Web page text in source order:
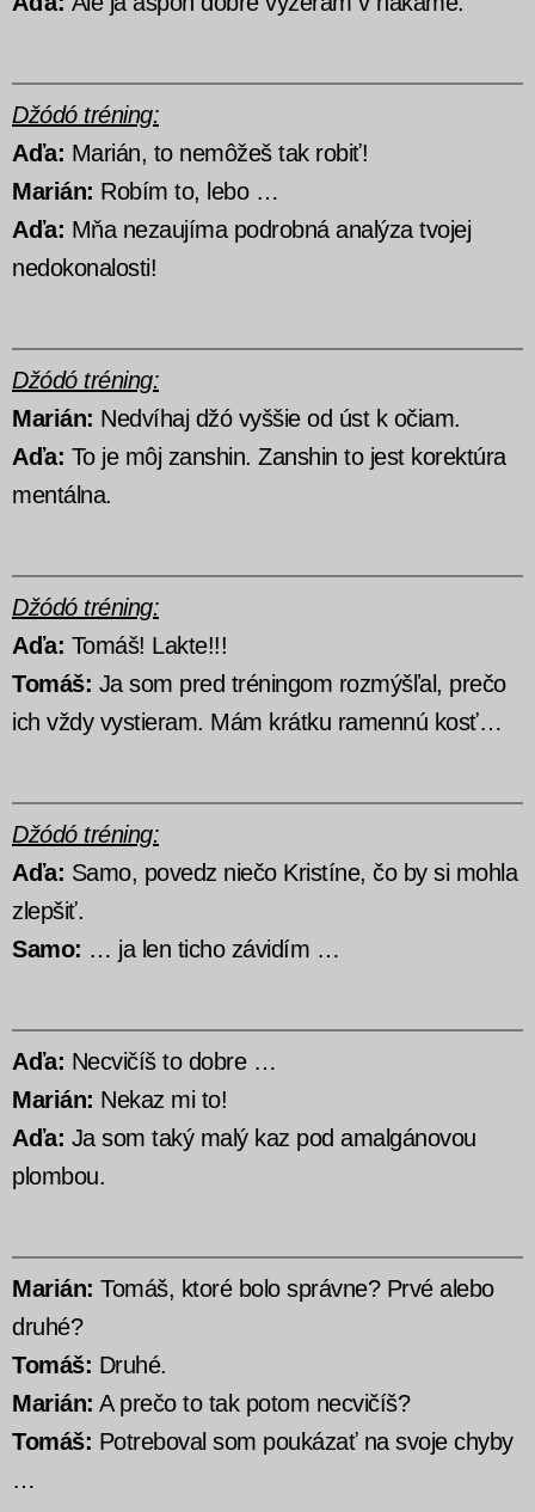
Džódó tréning:
Aďa: Marián, to nemôžeš tak robiť!
Marián: Robím to, lebo …
Aďa: Mňa nezaujíma podrobná analýza tvojej
nedokonalosti!
Džódó tréning:
Marián: Nedvíhaj džó vyššie od úst k očiam.
Aďa: To je môj zanshin. Zanshin to jest korektúra
mentálna.
Džódó tréning:
Aďa: Tomáš! Lakte!!!
Tomáš: Ja som pred tréningom rozmýšľal, prečo
ich vždy vystieram. Mám krátku ramennú kosť…
Džódó tréning:
Aďa: Samo, povedz niečo Kristíne, čo by si mohla
zlepšiť.
Samo: … ja len ticho závidím …
Aďa: Necvičíš to dobre …
Marián: Nekaz mi to!
Aďa: Ja som taký malý kaz pod amalgánovou
plombou.
Marián: Tomáš, ktoré bolo správne? Prvé alebo
druhé?
Tomáš: Druhé.
Marián: A prečo to tak potom necvičíš?
Tomáš: Potreboval som poukázať na svoje chyby
…